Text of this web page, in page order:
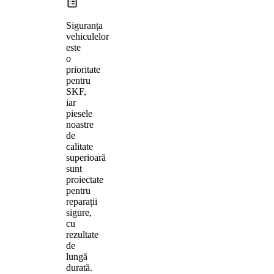
Siguranța
vehiculelor
este
o
prioritate
pentru
SKF,
iar
piesele
noastre
de
calitate
superioară
sunt
proiectate
pentru
reparații
sigure,
cu
rezultate
de
lungă
durată.